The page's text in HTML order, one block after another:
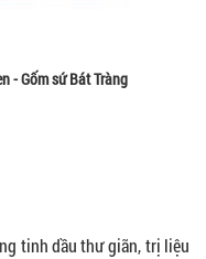
- Gốm sứ Bát Tràng
tinh dầu thư giãn, trị liệu